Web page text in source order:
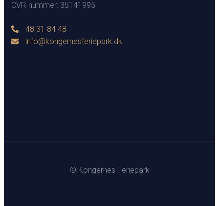
CVR-nummer: 35141995
48 31 84 48
info@kongernesferiepark.dk
© Kongernes Feriepark